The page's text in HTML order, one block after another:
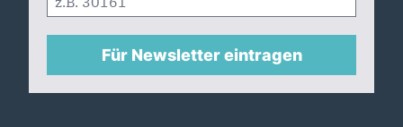
Für Newsletter eintragen